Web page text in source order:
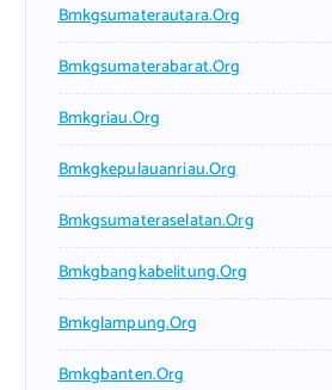
Bmkgsumaterautara.org
Bmkgsumaterabarat.org
Bmkgriau.org
Bmkgkepulauanriau.org
Bmkgsumateraselatan.org
Bmkgbangkabelitung.org
Bmkglampung.org
Bmkgbanten.org